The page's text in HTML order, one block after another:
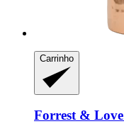
Carrinho
Forrest & Love